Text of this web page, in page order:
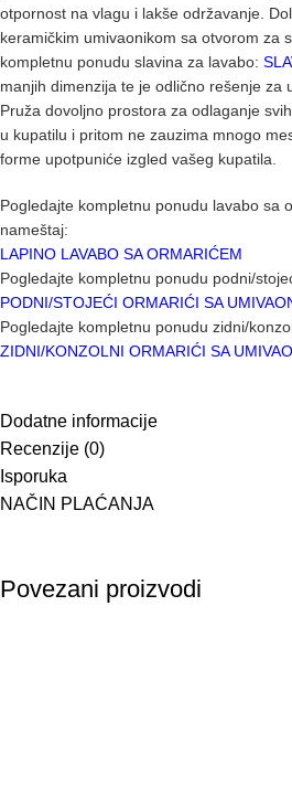
otpornost na vlagu i lakše održavanje.
keramičkim umivaonikom sa otvorom za
kompletnu ponudu slavina za lavabo:
manjih dimenzija te je odlično rešenje za
Pruža dovoljno prostora za odlaganje
u kupatilu i pritom ne zauzima mnogo
forme upotpuniće izgled vašeg kupatila.
Pogledajte kompletnu ponudu lavabo sa
nameštaj:
LAPINO LAVABO SA ORMARIĆEM
Pogledajte kompletnu ponudu podni/
PODNI/STOJEĆI ORMARIĆI SA
Pogledajte kompletnu ponudu zidni/
ZIDNI/KONZOLNI ORMARIĆI SA
Dodatne informacije
Recenzije (0)
Isporuka
NAČIN PLAĆANJA
Povezani proizvodi